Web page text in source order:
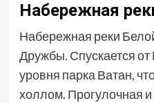
Набережная
Набережная реки
Дружбы. Спускается
уровня парка Ватан,
холлом. Прогулочная и